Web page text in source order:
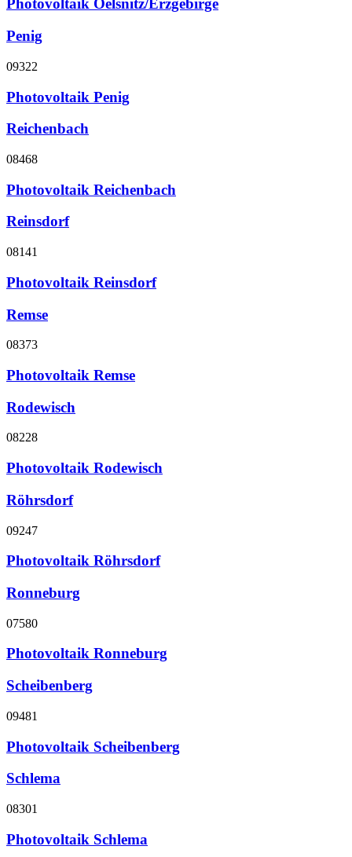
Photovoltaik Oelsnitz/Erzgebirge
Penig
09322
Photovoltaik Penig
Reichenbach
08468
Photovoltaik Reichenbach
Reinsdorf
08141
Photovoltaik Reinsdorf
Remse
08373
Photovoltaik Remse
Rodewisch
08228
Photovoltaik Rodewisch
Röhrsdorf
09247
Photovoltaik Röhrsdorf
Ronneburg
07580
Photovoltaik Ronneburg
Scheibenberg
09481
Photovoltaik Scheibenberg
Schlema
08301
Photovoltaik Schlema